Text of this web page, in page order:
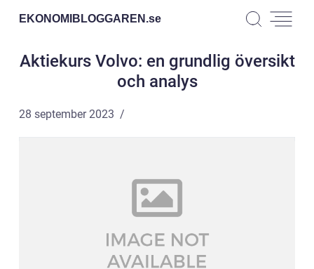
EKONOMIBLOGGAREN.se
Aktiekurs Volvo: en grundlig översikt
och analys
28 september 2023